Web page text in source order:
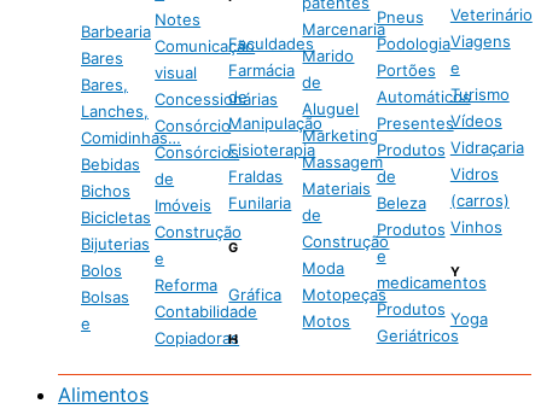
Barbearia
Bares
Bares,
Lanches,
Comidinhas…
Bebidas
Bichos
Bicicletas
Bijuterias
Bolos
Bolsas
e
Notes
Comunicação
visual
Concessionárias
Consórcio
Consórcios
de
Imóveis
Construção
e
Reforma
Contabilidade
Copiadoras
Faculdades
Farmácia
de
Manipulação
Fisioterapia
Fraldas
Funilaria
G
Gráfica
H
Marcenaria
Marido
de
Aluguel
Marketing
Massagem
Materiais
de
Construção
Moda
Motopeças
Motos
Pneus
Podologia
Portões
Automáticos
Presentes
Produtos
de
Beleza
Produtos
e
medicamentos
Produtos
Geriátricos
Veterinário
Viagens
e
Turismo
Vídeos
Vidraçaria
Vidros
(carros)
Vinhos
Y
Yoga
Alimentos